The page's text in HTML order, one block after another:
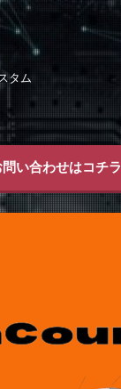
タム
問い合わせはコチラ